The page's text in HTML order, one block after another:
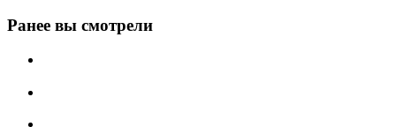
Ранее вы смотрели